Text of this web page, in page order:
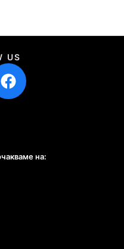
US
на: